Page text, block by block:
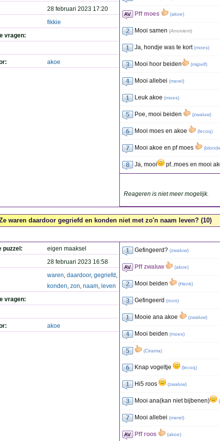
28 februari 2023 17:20
fikkie
vragen:
akoe
Pff moes (akoe)
Mooi samen (Anoniem)
Ja, hondje was te kort (moes)
Mooi hoor beiden (mijzelf)
Mooi allebei (merel)
Leuk akoe (moes)
Poe, mooi beiden (zwaluw)
Mooi moes en akoe (lecoq)
Mooi akoe en pf moes (
Ja, mooi pf..moes en mooi
Reageren is niet meer mogelijk.
waren daardoor gegriefd en konden niet met zo'n naam leven? (10)
puzzel:
eigen maaksel
28 februari 2023 16:58
waren, daardoor, gegriefd ,
konden, zon, naam, leven
vragen:
akoe
Gefingeerd? (zwaluw)
Pff zwaluw (akoe)
Mooi beiden (Henk)
Gefingeerd (roos)
Mooie ana akoe (zwaluw)
Mooi beiden (moes)
(Cirama)
Knap vogeltje (lecoq)
Hi5 roos (zwaluw)
Mooi ana(kan niet bijbenen) (
Mooi allebei (merel)
Pff roos (akoe)